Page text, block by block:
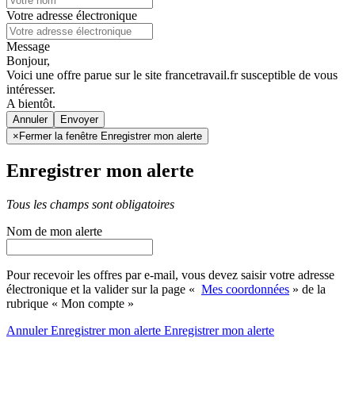
Votre adresse électronique
Message
Bonjour,
Voici une offre parue sur le site francetravail.fr susceptible de vous
intéresser.
A bientôt.
Annuler
× Fermer la fenêtre Enregistrer mon alerte
Enregistrer mon alerte
Tous les champs sont obligatoires
Nom de mon alerte
Pour recevoir les offres par e-mail, vous devez saisir votre adresse
électronique et la valider sur la page « Mes coordonnées » de la
rubrique « Mon compte »
AnnulerEnregistrer mon alerte Enregistrermon alerte